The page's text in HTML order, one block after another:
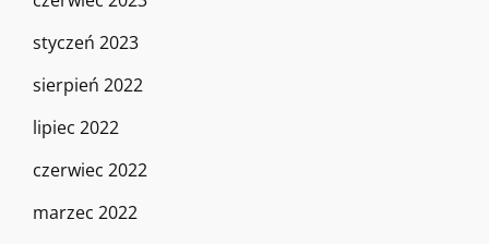
styczeń 2023
sierpień 2022
lipiec 2022
czerwiec 2022
marzec 2022